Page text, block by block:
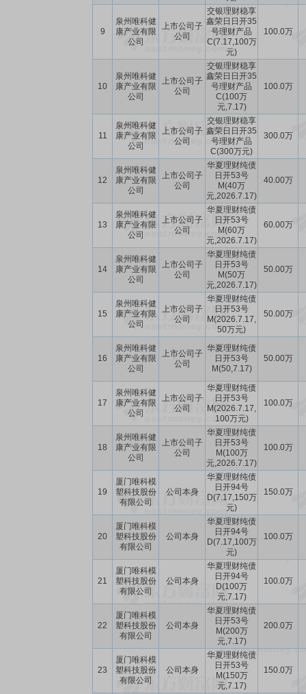
9
泉州唯科健
康产业有限
公司
上市公司子
公司
交银理财稳享
鑫荣日日开35
号理财产品
C(7.17,100万
元)
100.0万
10
泉州唯科健
康产业有限
公司
上市公司子
公司
交银理财稳享
鑫荣日日开35
号理财产品
C(100万
元,7.17)
100.0万
11
泉州唯科健
康产业有限
公司
上市公司子
公司
交银理财稳享
鑫荣日日开35
号理财产品
C(300万元)
300.0万
12
泉州唯科健
康产业有限
公司
上市公司子
公司
华夏理财纯债
日开53号
M(40万
元,2026.7.17)
40.00万
13
泉州唯科健
康产业有限
公司
上市公司子
公司
华夏理财纯债
日开53号
M(60万
元,2026.7.17)
60.00万
14
泉州唯科健
康产业有限
公司
上市公司子
公司
华夏理财纯债
日开53号
M(50万
元,2026.7.17)
50.00万
15
泉州唯科健
康产业有限
公司
上市公司子
公司
华夏理财纯债
日开53号
M(2026.7.17,
50万元)
50.00万
16
泉州唯科健
康产业有限
公司
上市公司子
公司
华夏理财纯债
日开53号
M(50,7.17)
50.00万
17
泉州唯科健
康产业有限
公司
上市公司子
公司
华夏理财纯债
日开53号
M(2026.7.17,
100万元)
100.0万
18
泉州唯科健
康产业有限
公司
上市公司子
公司
华夏理财纯债
日开53号
M(100万
元,2026.7.17)
100.0万
19
厦门唯科模
塑科技股份
有限公司
公司本身
华夏理财纯债
日开94号
D(7.17,150万
元)
150.0万
20
厦门唯科模
塑科技股份
有限公司
公司本身
华夏理财纯债
日开94号
D(7.17,100万
元)
100.0万
21
厦门唯科模
塑科技股份
有限公司
公司本身
华夏理财纯债
日开94号
D(100万
元,7.17)
100.0万
22
厦门唯科模
塑科技股份
有限公司
公司本身
华夏理财纯债
日开53号
M(200万
元,7.17)
200.0万
23
厦门唯科模
塑科技股份
有限公司
公司本身
华夏理财纯债
日开53号
M(150万
元,7.17)
150.0万